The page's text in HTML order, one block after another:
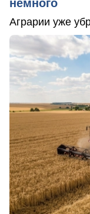
немного
Аграрии уже